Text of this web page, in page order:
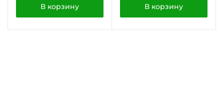
В корзину В корзину